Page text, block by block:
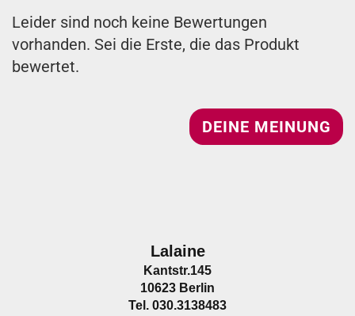
Leider sind noch keine Bewertungen
vorhanden. Sei die Erste, die das Produkt
bewertet.
DEINE MEINUNG
Lalaine
Kantstr.145
10623 Berlin
Tel. 030.3138483